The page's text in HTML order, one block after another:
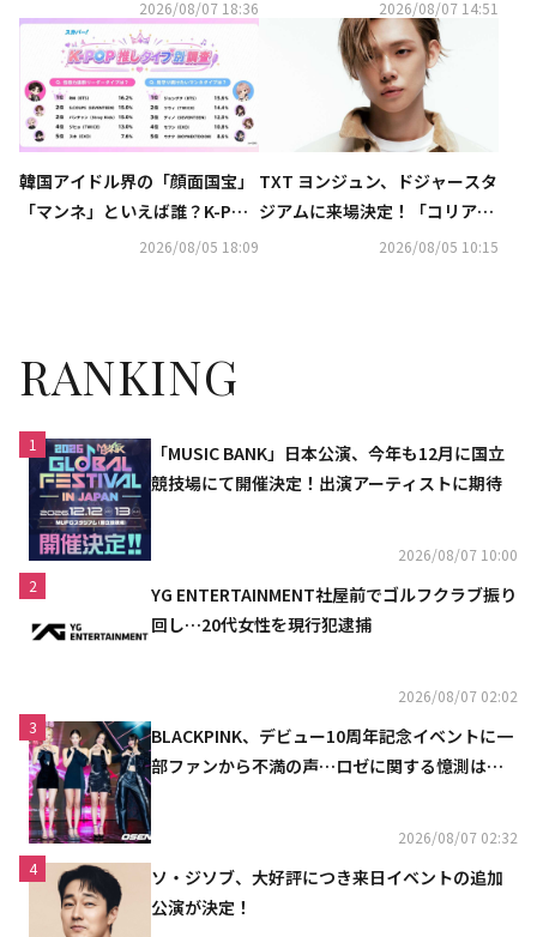
に出席
2026/08/07 18:36 2026/08/07 14:51
韓国アイドル界の「顔面国宝」
「マンネ」といえば誰？K-POP
推しタイプ別調査の結果が明ら
2026/08/05 18:09
TXT ヨンジュン、ドジャースタ
ジアムに来場決定！「コリア
ン・ヘリテージ・ナイト」で始
2026/08/05 10:15
RANKING
1
「MUSIC BANK」日本公演、今年も12月に国立
競技場にて開催決定！出演アーティストに期待
2026/08/07 10:00
2
YG ENTERTAINMENT社屋前でゴルフクラブ振り
回し…20代女性を現行犯逮捕
2026/08/07 02:02
3
BLACKPINK、デビュー10周年記念イベントに一
部ファンから不満の声…ロゼに関する憶測は否
2026/08/07 02:32
4
ソ・ジソブ、大好評につき来日イベントの追加
公演が決定！